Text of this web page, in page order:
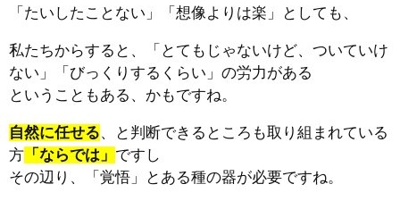
「たいしたことない」「想像よりは楽」としても、
私たちからすると、「とてもじゃないけど、ついていけ
ない」「びっくりするくらい」の労力がある
ということもある、かもですね。
自然に任せる、と判断できるところも取り組まれている
方 「ならでは」 ですし
その辺り、「覚悟」とある種の器が必要ですね。